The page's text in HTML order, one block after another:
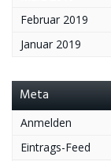
Februar 2019
Januar 2019
Meta
Anmelden
Eintrags-Feed